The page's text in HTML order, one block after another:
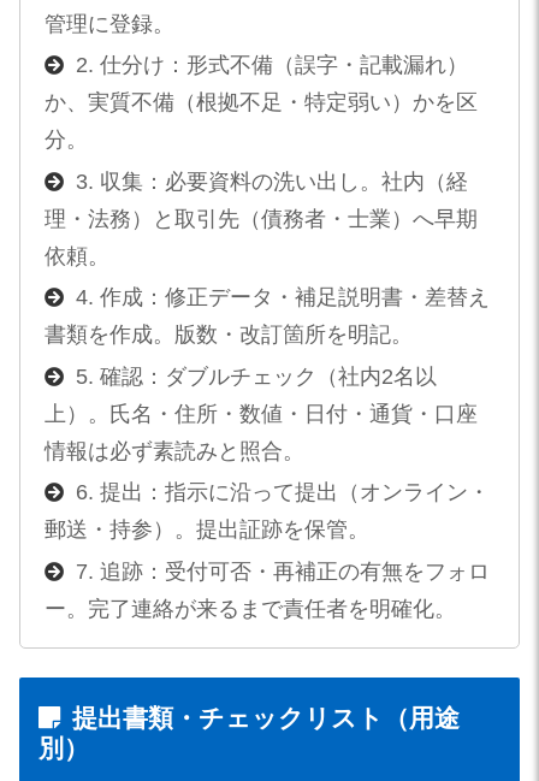
管理に登録。
2. 仕分け：形式不備（誤字・記載漏れ）
か、実質不備（根拠不足・特定弱い）かを区
分。
3. 収集：必要資料の洗い出し。社内（経
理・法務）と取引先（債務者・士業）へ早期
依頼。
4. 作成：修正データ・補足説明書・差替え
書類を作成。版数・改訂箇所を明記。
5. 確認：ダブルチェック（社内2名以
上）。氏名・住所・数値・日付・通貨・口座
情報は必ず素読みと照合。
6. 提出：指示に沿って提出（オンライン・
郵送・持参）。提出証跡を保管。
7. 追跡：受付可否・再補正の有無をフォロ
ー。完了連絡が来るまで責任者を明確化。
提出書類・チェックリスト（用途
別）